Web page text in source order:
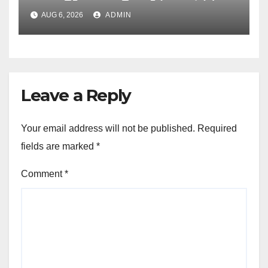
UJVNL लगाएगा 352 करोड़ का प्रोजेक्ट
AUG 6, 2026 ADMIN
Leave a Reply
Your email address will not be published. Required
fields are marked *
Comment*